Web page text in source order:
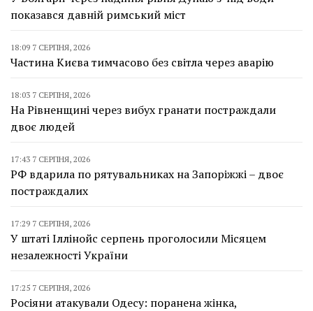
показався давній римський міст
18:09 7 СЕРПНЯ, 2026
Частина Києва тимчасово без світла через аварію
18:03 7 СЕРПНЯ, 2026
На Рівненщині через вибух гранати постраждали
двоє людей
17:43 7 СЕРПНЯ, 2026
РФ вдарила по рятувальниках на Запоріжжі – двоє
постраждалих
17:29 7 СЕРПНЯ, 2026
У штаті Іллінойс серпень проголосили Місяцем
незалежності України
17:25 7 СЕРПНЯ, 2026
Росіяни атакували Одесу: поранена жінка,